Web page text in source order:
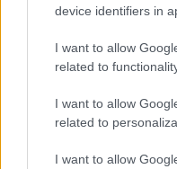
device identifiers in
I want to allow
related to
I want to allow
related to
I want to allow